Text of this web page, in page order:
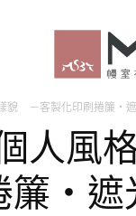
貌 －客製化印刷捲簾・
人風
・遮